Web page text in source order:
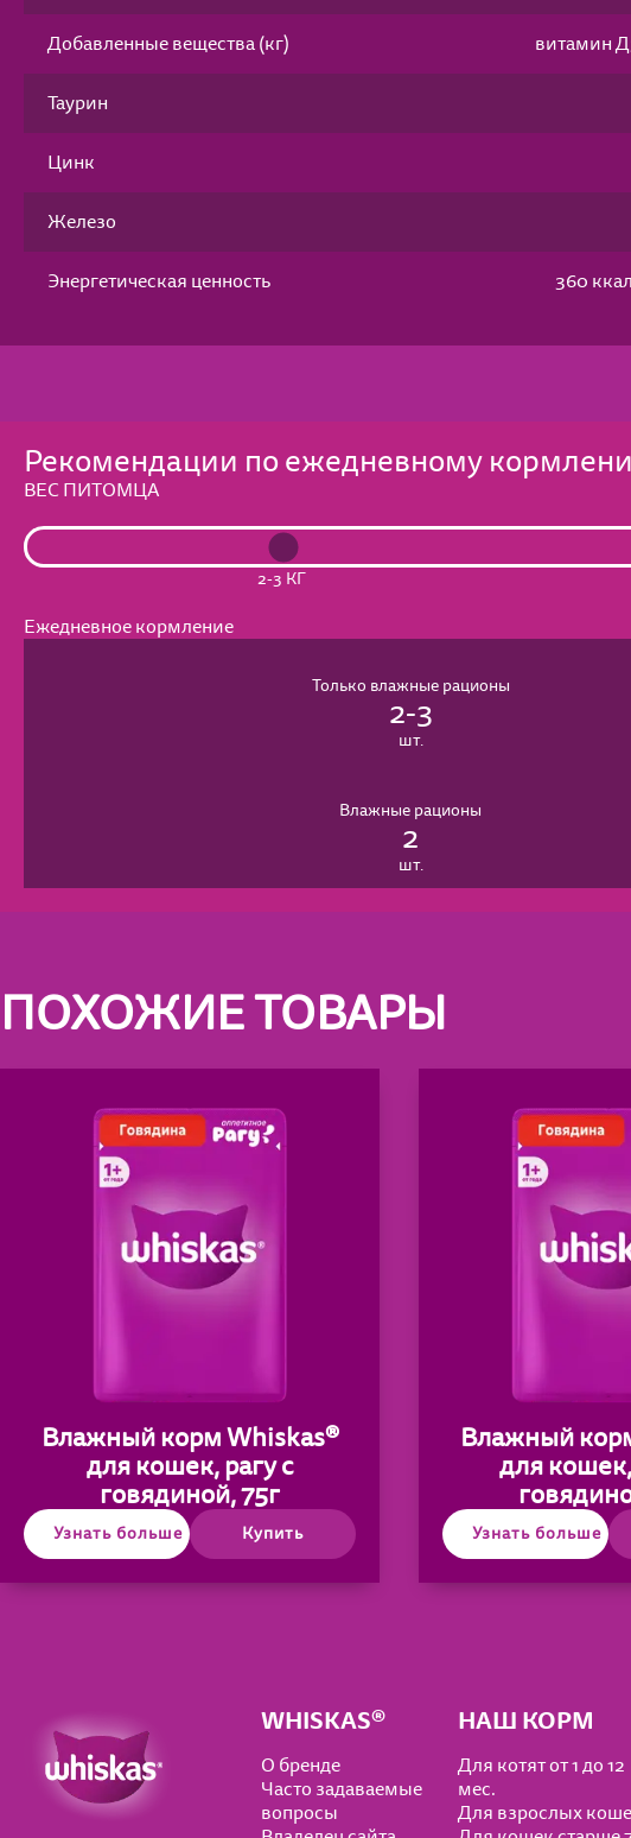
Добавленные вещества (кг) витамин
Таурин
Цинк
Железо
Энергетическая ценность 360
Рекомендации по ежедневному
ВЕС ПИТОМЦА
2-3 КГ
Ежедневное кормление
Только влажные рационы
2-3
шт.
Влажные рационы
2
шт.
ПОХОЖИЕ ТОВАРЫ
Влажный корм Whiskas®
для кошек, рагу с
говядиной, 75г
Узнать больше Купить
Влажный
для
Узнать больше
WHISKAS®
О бренде
Часто задаваемые
вопросы
НАШ КОРМ
Для котят от 1 до 12
мес.
Для взрослых